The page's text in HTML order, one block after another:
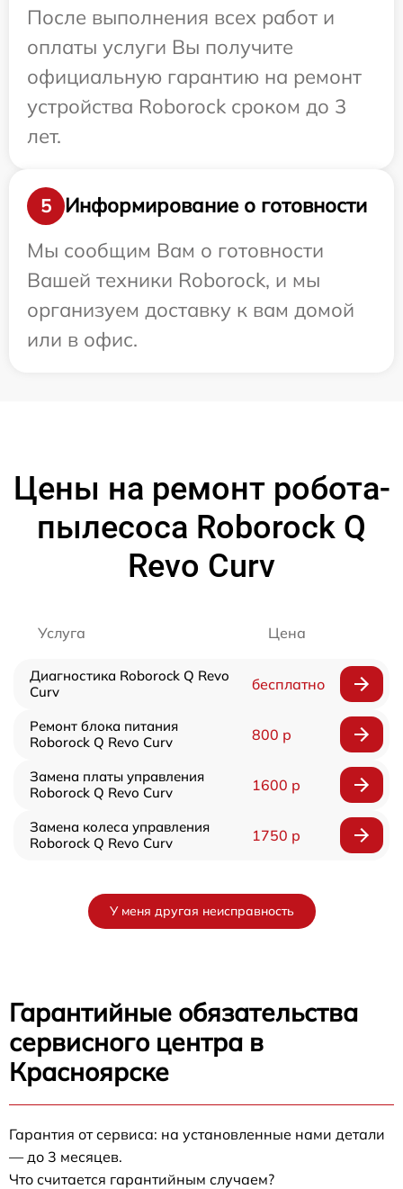
После выполнения всех работ и
оплаты услуги Вы получите
официальную гарантию на ремонт
устройства Roborock сроком до 3
лет.
5
Информирование о готовности
Мы сообщим Вам о готовности
Вашей техники Roborock, и мы
организуем доставку к вам домой
или в офис.
Цены на ремонт робота-
пылесоса Roborock Q
Revo Curv
Услуга Цена
Диагностика Roborock Q Revo
Curv
бесплатно
Ремонт блока питания
Roborock Q Revo Curv
800 р
Замена платы управления
Roborock Q Revo Curv
1600 р
Замена колеса управления
Roborock Q Revo Curv
1750 р
У меня другая неисправность
Гарантийные обязательства
сервисного центра в
Красноярске
Гарантия от сервиса: на установленные нами детали
— до 3 месяцев.
Что считается гарантийным случаем?